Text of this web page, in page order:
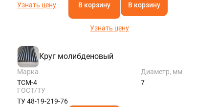
Узнать цену В корзину В корзину
Узнать цену
Круг молибденовый
Марка
ТСМ-4
Диаметр, мм
7
ГОСТ/ТУ
ТУ 48-19-219-76